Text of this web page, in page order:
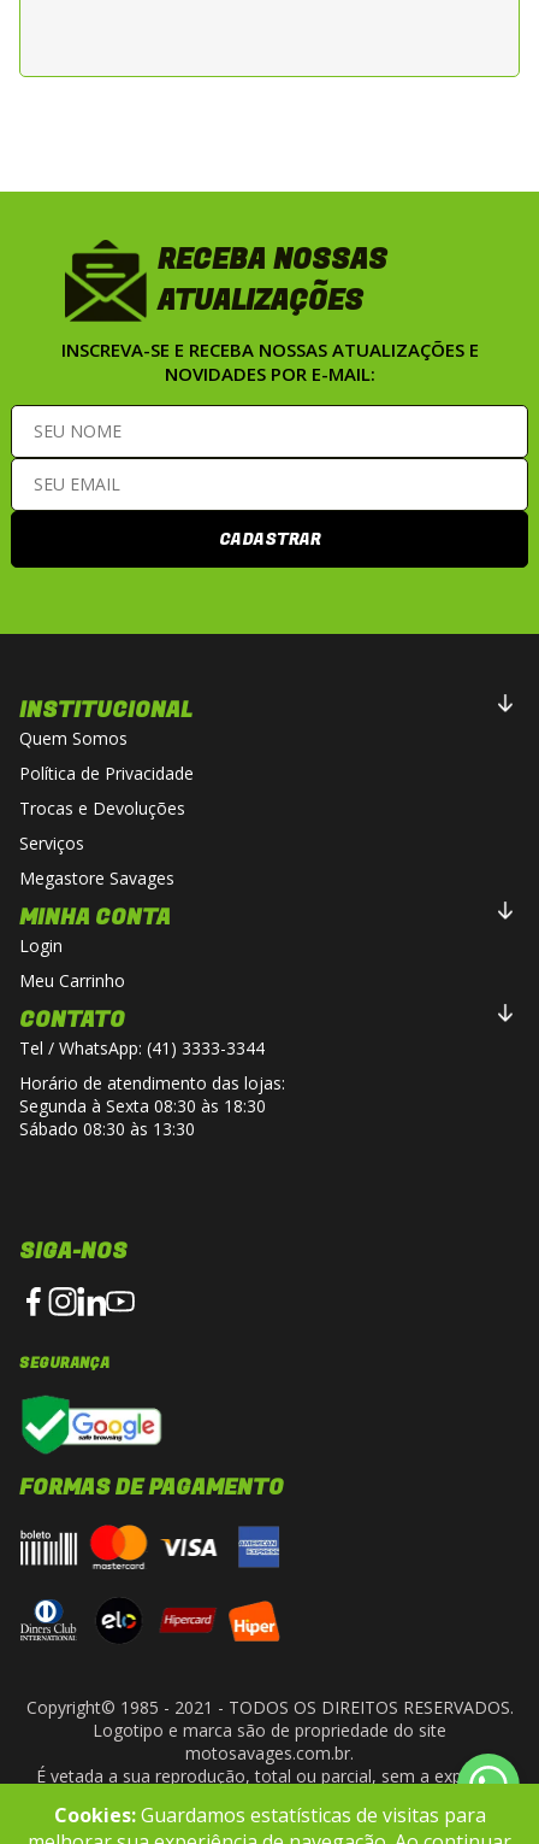
RECEBA NOSSAS
ATUALIZAÇÕES
INSCREVA-SE E RECEBA NOSSAS ATUALIZAÇÕES E
NOVIDADES POR E-MAIL:
CADASTRAR
INSTITUCIONAL
Quem Somos
Política de Privacidade
Trocas e Devoluções
Serviços
Megastore Savages
MINHA CONTA
Login
Meu Carrinho
CONTATO
Tel / WhatsApp: (41) 3333-3344
Horário de atendimento das lojas:
Segunda à Sexta 08:30 às 18:30
Sábado 08:30 às 13:30
SIGA-NOS
SEGURANÇA
FORMAS DE PAGAMENTO
Copyright© 1985 - 2021 - TODOS OS DIREITOS RESERVADOS.
Logotipo e marca são de propriedade do site
motosavages.com.br.
É vetada a sua reprodução, total ou parcial, sem a expressa
- CNPJ: 10.927.924/0001-91
Cookies:Guardamos estatísticas de visitas para